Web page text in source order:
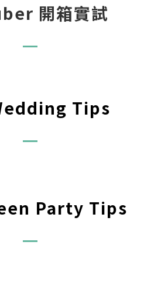
開箱實試
Tips
Party Tips